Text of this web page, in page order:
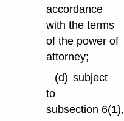
accordance
with the terms
of the power of
attorney;
(d) subject
to
subsection 6(1),